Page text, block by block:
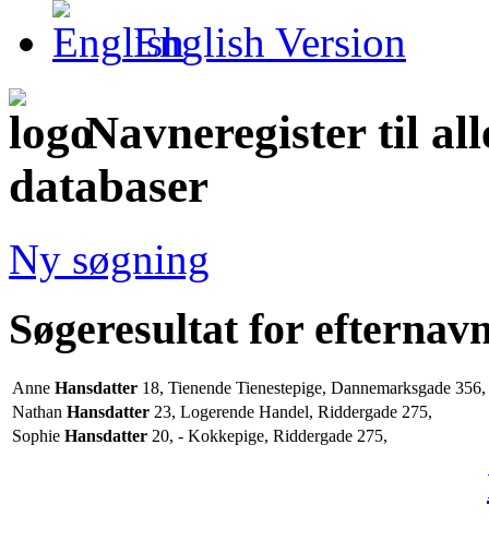
English Version
Navneregister til
databaser
Ny søgning
Søgeresultat for
Anne Hansdatter 18, Tienende Tienestepige, Dannemarksgade 356,
Nathan Hansdatter 23, Logerende Handel, Riddergade 275,
Sophie Hansdatter 20, - Kokkepige, Riddergade 275,